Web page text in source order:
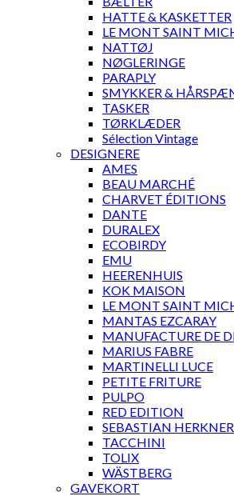
HATTE & KASKETTER
LE MONT SAINT
NATTØJ
NØGLERINGE
PARAPLY
SMYKKER &
TASKER
TØRKLÆDER
Sélection Vintage
DESIGNERE
AMES
BEAU MARCHÉ
CHARVET ÉDITIONS
DANTE
DURALEX
ECOBIRDY
EMU
HEERENHUIS
KOK MAISON
LE MONT SAINT
MANTAS EZCARAY
MANUFACTURE DE
MARIUS FABRE
MARTINELLI LUCE
PETITE FRITURE
PULPO
RED EDITION
SEBASTIAN HERKNER
TACCHINI
TOLIX
WÄSTBERG
GAVEKORT